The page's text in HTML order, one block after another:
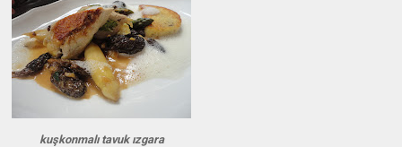
kuşkonmalı tavuk ızgara